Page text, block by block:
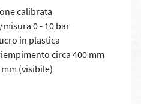
calibrata
0 - 10 bar
in plastica
circa 400 mm
(visibile)